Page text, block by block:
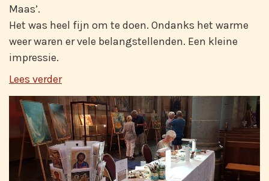
Maas’.
Het was heel fijn om te doen. Ondanks het warme
weer waren er vele belangstellenden. Een kleine
impressie.
Lees verder